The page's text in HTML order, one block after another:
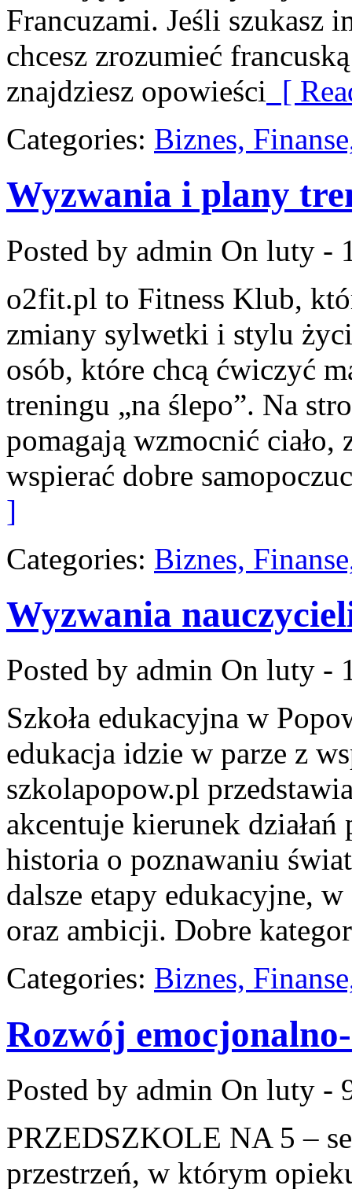
Francuzami. Jeśli szukasz
chcesz zrozumieć
znajdziesz opowieści [
Categories: Biznes,
Wyzwania i plany
Posted by admin On luty -
o2fit.pl to Fitness Klub,
zmiany sylwetki i stylu
osób, które chcą ćwiczyć
treningu „na ślepo”. Na
pomagają wzmocnić
wspierać dobre
]
Categories: Biznes,
Wyzwania
Posted by admin On luty -
Szkoła edukacyjna w
edukacja idzie w parze z
szkolapopow.pl
akcentuje kierunek
historia o poznawaniu
dalsze etapy edukacyjne,
oraz ambicji. Dobre
Categories: Biznes,
Rozwój emocjonalno-
Posted by admin On luty -
PRZEDSZKOLE NA 5 –
przestrzeń, w którym